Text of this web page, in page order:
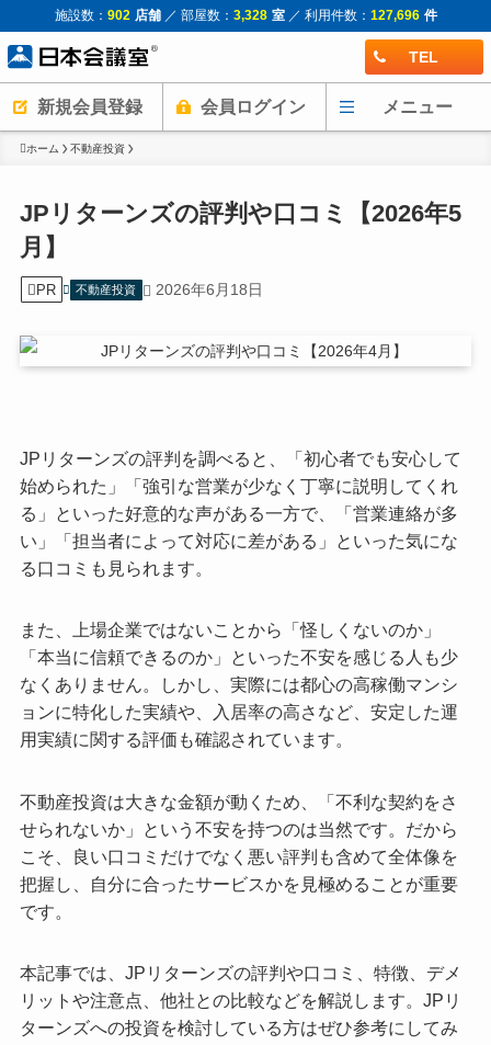
施設数： 902 店舗／ 部屋数： 3,328 室／ 利用件数： 127,696 件
TEL
新規会員登録 会員ログイン メニュー
ホーム 不動産投資
JPリターンズの評判や口コミ【2026年5
月】
PR 不動産投資 2026年6月18日
JPリターンズの評判を調べると、「初心者でも安心して
始められた」「強引な営業が少なく丁寧に説明してくれ
る」といった好意的な声がある一方で、「営業連絡が多
い」「担当者によって対応に差がある」といった気にな
る口コミも見られます。
また、上場企業ではないことから「怪しくないのか」
「本当に信頼できるのか」といった不安を感じる人も少
なくありません。しかし、実際には都心の高稼働マンシ
ョンに特化した実績や、入居率の高さなど、安定した運
用実績に関する評価も確認されています。
不動産投資は大きな金額が動くため、「不利な契約をさ
せられないか」という不安を持つのは当然です。だから
こそ、良い口コミだけでなく悪い評判も含めて全体像を
把握し、自分に合ったサービスかを見極めることが重要
です。
本記事では、JPリターンズの評判や口コミ、特徴、デメ
リットや注意点、他社との比較などを解説します。JPリ
ターンズへの投資を検討している方はぜひ参考にしてみ